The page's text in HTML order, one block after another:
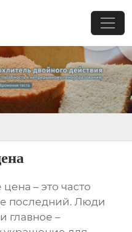
цена – это часто
последний. Люди
главное –